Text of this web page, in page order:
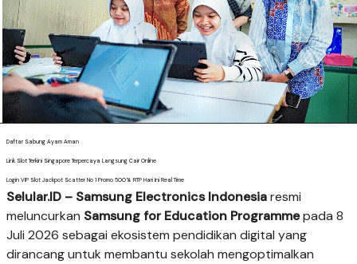
Daftar Sabung Ayam Aman
Link Slot Terkini Singapore Terpercaya Langsung Cair Online
Login VIP Slot Jackpot Scatter No 1 Promo 500% RTP Hari Ini Real Time
Selular.ID – Samsung Electronics Indonesiaresmi
meluncurkan Samsung for Education Programmepada 8
Juli 2026 sebagai ekosistem pendidikan digital yang
dirancang untuk membantu sekolah mengoptimalkan